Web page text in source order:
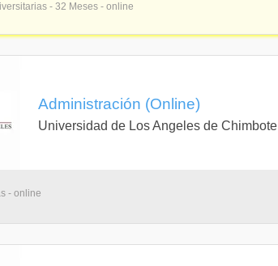
- 32 Meses - online
Administración (Online)
Universidad de Los Angeles de Chimbote
- online